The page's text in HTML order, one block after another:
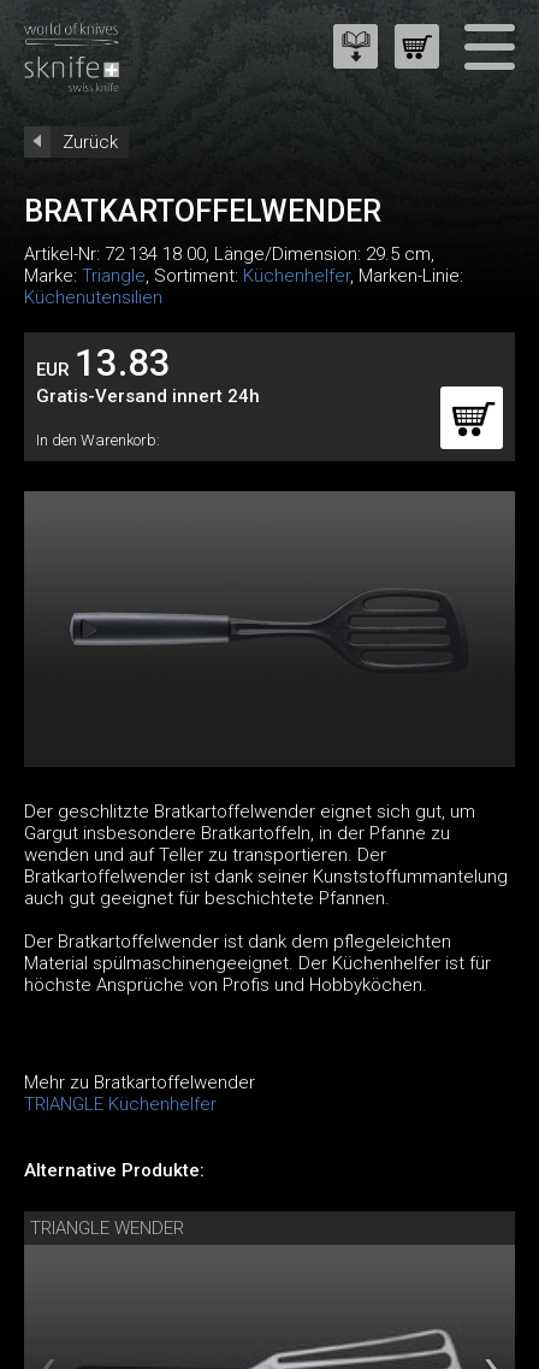
Zurück
BRATKARTOFFELWENDER
Artikel-Nr: 72 134 18 00, Länge/Dimension: 29.5 cm,
Marke: Triangle, Sortiment: Küchenhelfer, Marken-Linie:
Küchenutensilien
EUR 13.83
Gratis-Versand innert 24h
In den Warenkorb:
Der geschlitzte Bratkartoffelwender eignet sich gut, um
Gargut insbesondere Bratkartoffeln, in der Pfanne zu
wenden und auf Teller zu transportieren. Der
Bratkartoffelwender ist dank seiner Kunststoffummantelung
auch gut geeignet für beschichtete Pfannen.
Der Bratkartoffelwender ist dank dem pflegeleichten
Material spülmaschinengeeignet. Der Küchenhelfer ist für
höchste Ansprüche von Profis und Hobbyköchen.
Mehr zu Bratkartoffelwender
TRIANGLE Küchenhelfer
Alternative Produkte:
TRIANGLE WENDER